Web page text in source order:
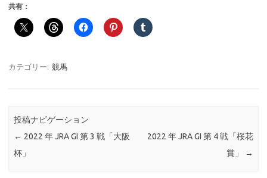
共有：
カテゴリー: 競馬
投稿ナビゲーション
← 2022 年 JRA GI 第 3 戦「大阪
杯」
2022 年 JRA GI 第 4 戦「桜花
賞」
→